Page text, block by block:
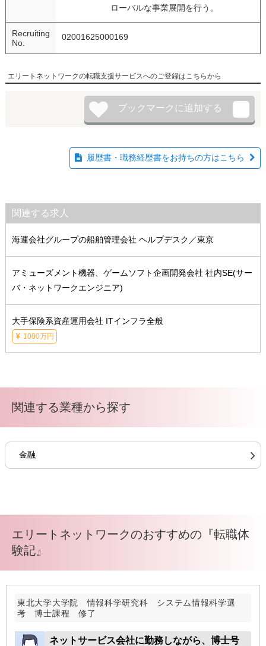
ローバルな事業展開を行う。
Recruiting
No.
02001625000169
エリートネットワークの転職支援サービスへのご登録はこちらから
履歴書・職務経歴書をお持ちの方はこちら
関連する求人
海運会社グループの船舶管理会社 ヘルプデスク／東京
アミューズメント機器、ゲームソフト企画開発会社 社内SE(サー
バ・ネットワークエンジニア)
大手保険系資産運用会社 ITインフラ全般
1000万円
関連する業種から探す
金融
エリートネットワークのおすすめの『転職体
験記』
東北大学大学院 情報科学研究科 システム情報科学選
考 博士課程 修了
ネットサービス会社に勤務しながら、博士号